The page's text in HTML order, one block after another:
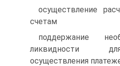
осуществление
счетам
поддержание
ликвидности
осуществления